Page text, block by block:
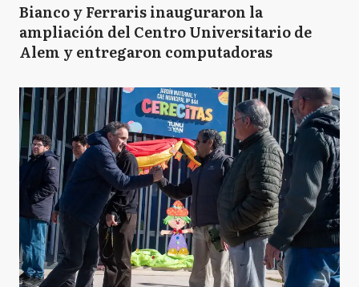
Bianco y Ferraris inauguraron la
ampliación del Centro Universitario de
Alem y entregaron computadoras